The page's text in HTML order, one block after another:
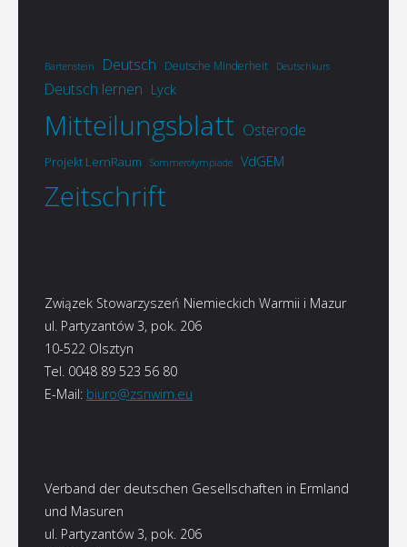
Bartenstein Deutsch Deutsche Minderheit Deutschkurs
Deutsch lernen Lyck
Mitteilungsblatt Osterode
Projekt LernRaum Sommerolympiade VdGEM
Zeitschrift
Związek Stowarzyszeń Niemieckich Warmii i Mazur
ul. Partyzantów 3, pok. 206
10-522 Olsztyn
Tel. 0048 89 523 56 80
E-Mail: biuro@zsnwim.eu
Verband der deutschen Gesellschaften in Ermland
und Masuren
ul. Partyzantów 3, pok. 206